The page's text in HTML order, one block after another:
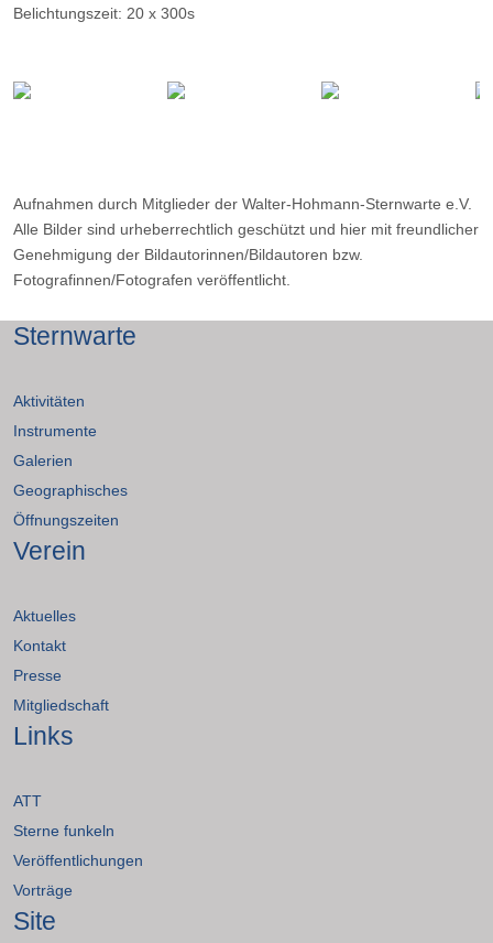
Belichtungszeit: 20 x 300s
Datum: 05.09.2013
Aufnahmen durch Mitglieder der Walter-Hohmann-Sternwarte e.V.
Alle Bilder sind urheberrechtlich geschützt und hier mit freundlicher
Genehmigung der Bildautorinnen/Bildautoren bzw.
Fotografinnen/Fotografen veröffentlicht.
Sternwarte
Aktivitäten
Instrumente
Galerien
Geographisches
Öffnungszeiten
Verein
Aktuelles
Kontakt
Presse
Mitgliedschaft
Links
ATT
Sterne funkeln
Veröffentlichungen
Vorträge
Site